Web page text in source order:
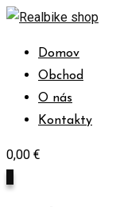
Skip
contentDomov
Obchod
O nás
Kontakty
0,00 €